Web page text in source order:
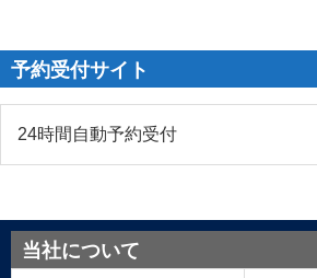
予約受付サイト
24時間自動予約受付
当社について